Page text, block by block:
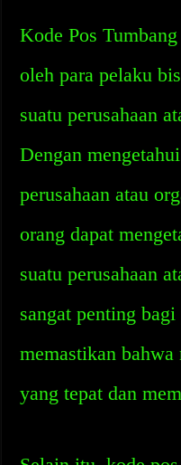
Kode Pos
oleh para pelaku
suatu perusahaan
Dengan
perusahaan atau
orang dapat
suatu perusahaan
sangat penting
memastikan bahwa
yang tepat dan